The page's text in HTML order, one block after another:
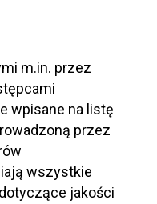
m.in. przez
wpisane na listę
przez
wszystkie
jakości